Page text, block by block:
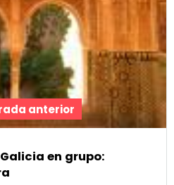
anterior
en grupo: